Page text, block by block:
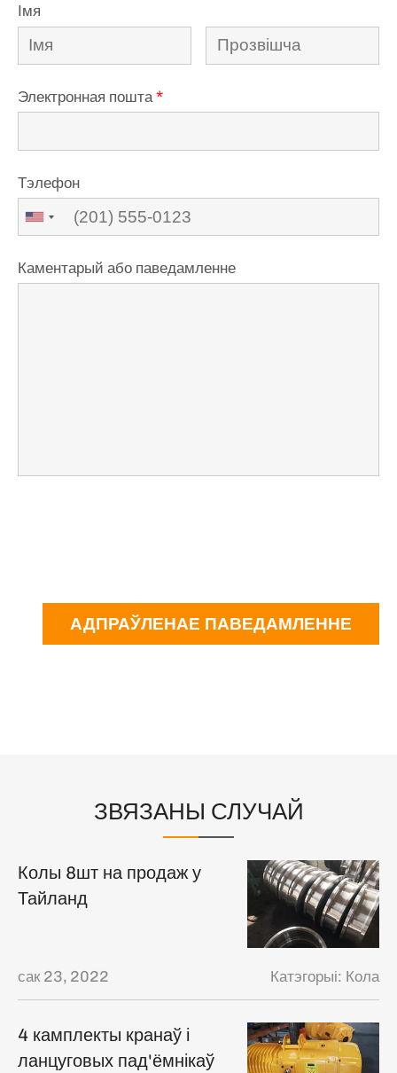
Імя
Электронная пошта *
Тэлефон
Каментарый або паведамленне
АДПРАЎЛЕНАЕ ПАВЕДАМЛЕННЕ
ЗВЯЗАНЫ СЛУЧАЙ
Колы 8шт на продаж у
Тайланд
сак 23, 2022 Катэгорыі: Кола
4 камплекты кранаў і
ланцуговых пад'ёмнікаў